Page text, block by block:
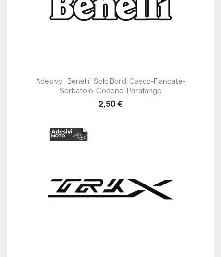
Adesivo "Benelli" Solo Bordi Casco-Fiancate-
Serbatoio-Codone-Parafango
2,50 €